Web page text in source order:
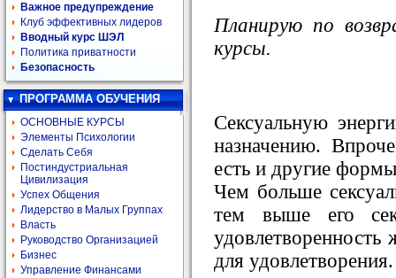
Важное предупреждение
Клуб эффективных лидеров
Вводный курс ШЭЛ
Политика приватности
Безопасность
ПРОГРАММА ОБУЧЕНИЯ
ОСНОВНЫЕ КУРСЫ
Элементы Психологии
Сделать Себя
Постиндустриальная
Цивилизация
Успех Общения
Лидерство в Малых Группах
Власть
Руководство Организацией
Бизнес
Управление Финансами
Планирую по
курсы.
Сексуальную
назначению.
есть и другие
Чем больше
тем выше его
для удовлетворения.